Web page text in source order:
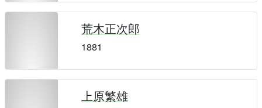
荒木正次郎
1881
上原繁雄